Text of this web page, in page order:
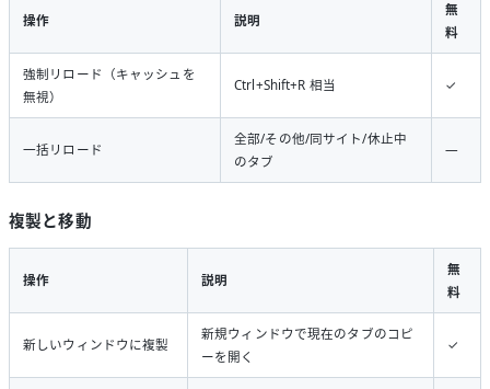
操作 説明
無
料
強制リロード（キャッシュを
無視）
Ctrl+Shift+R 相当 ✓
一括リロード
全部/その他/同サイト/休止中
のタブ
—
複製と移動
操作 説明
無
料
新しいウィンドウに複製
新規ウィンドウで現在のタブのコピ
ーを開く
✓